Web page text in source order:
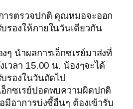
ารตรวจปกติ คุณหมอจะออก
รองให้ภายในวันเดียวกัน
ๆ นำผลการเอ็กซเรย์มาส่งที่
เวลา 15.00 น. น้องๆจะได้
รองในวันถัดไป
กซเรย์ปอดพบความผิดปกติ
มีอาการบ่งชี้อื่นๆ ต้องเข้ารับ